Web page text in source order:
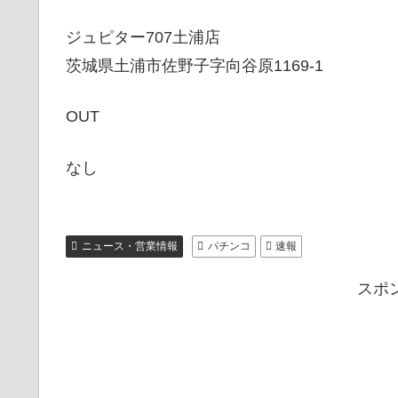
ジュピター707土浦店
茨城県土浦市佐野子字向谷原1169-1
OUT
なし
ニュース・営業情報 パチンコ 速報
スポ